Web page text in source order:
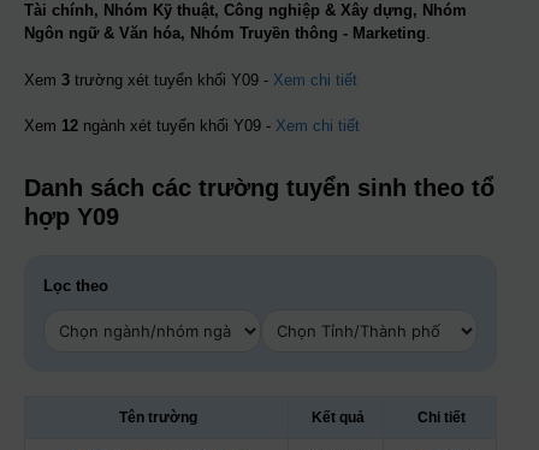
Tài chính, Nhóm Kỹ thuật, Công nghiệp & Xây dựng, Nhóm
Ngôn ngữ & Văn hóa, Nhóm Truyền thông - Marketing.
Xem 3 trường xét tuyển khối Y09 - Xem chi tiết
Xem 12 ngành xét tuyển khối Y09 - Xem chi tiết
Danh sách các trường tuyển sinh theo tổ
hợp Y09
Lọc theo
Tên trường Kết quả Chi tiết